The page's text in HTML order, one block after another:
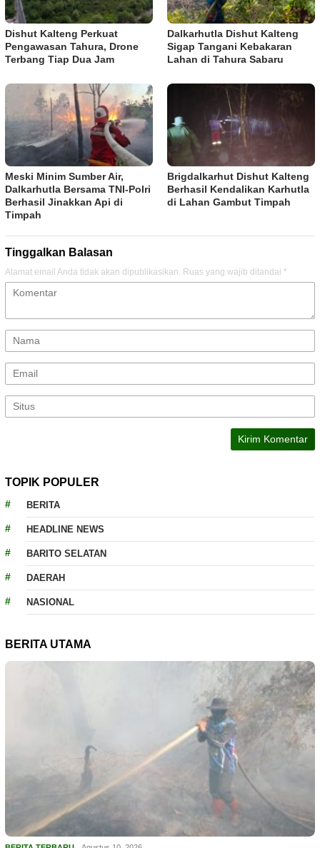
Dishut Kalteng Perkuat
Pengawasan Tahura, Drone
Terbang Tiap Dua Jam
Dalkarhutla Dishut Kalteng
Sigap Tangani Kebakaran
Lahan di Tahura Sabaru
Meski Minim Sumber Air,
Dalkarhutla Bersama TNI-Polri
Berhasil Jinakkan Api di
Timpah
Brigdalkarhut Dishut Kalteng
Berhasil Kendalikan Karhutla
di Lahan Gambut Timpah
Tinggalkan Balasan
Alamat email Anda tidak akan dipublikasikan. Ruas yang wajib ditandai *
TOPIK POPULER
BERITA
HEADLINE NEWS
BARITO SELATAN
DAERAH
NASIONAL
BERITA UTAMA